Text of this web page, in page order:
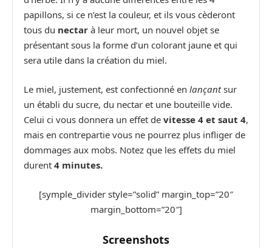
papillons, si ce n’est la couleur, et ils vous cèderont
tous du nectar à leur mort, un nouvel objet se
présentant sous la forme d’un colorant jaune et qui
sera utile dans la création du miel.
Le miel, justement, est confectionné en lançantsur
un établi du sucre, du nectar et une bouteille vide.
Celui ci vous donnera un effet de vitesse 4 et saut 4,
mais en contrepartie vous ne pourrez plus infliger de
dommages aux mobs. Notez que les effets du miel
durent 4 minutes.
[symple_divider style=”solid” margin_top=”20″
margin_bottom=”20″]
Screenshots